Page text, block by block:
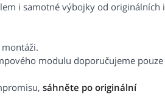
i samotné výbojky od originálních i
modulu doporučujeme pouze
sáhněte po originální